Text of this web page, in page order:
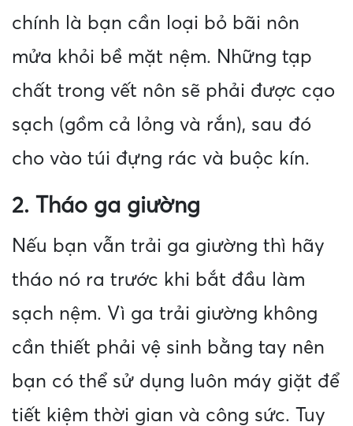
chính là bạn cần loại bỏ bãi nôn
mửa khỏi bề mặt nệm. Những tạp
chất trong vết nôn sẽ phải được cạo
sạch (gồm cả lỏng và rắn), sau đó
cho vào túi đựng rác và buộc kín.
2. Tháo ga giường
Nếu bạn vẫn trải ga giường thì hãy
tháo nó ra trước khi bắt đầu làm
sạch nệm. Vì ga trải giường không
cần thiết phải vệ sinh bằng tay nên
bạn có thể sử dụng luôn máy giặt để
tiết kiệm thời gian và công sức. Tuy